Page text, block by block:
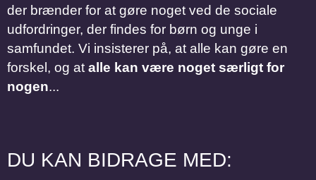
der brænder for at gøre noget ved de sociale
udfordringer, der findes for børn og unge i
samfundet. Vi insisterer på, at alle kan gøre en
forskel, og at alle kan være noget særligt for
nogen...
DU KAN BIDRAGE MED: